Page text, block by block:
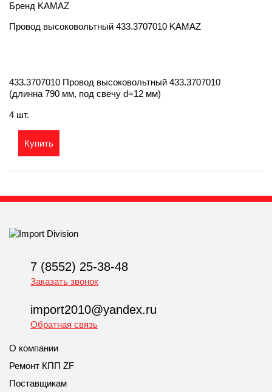
Бренд KAMAZ
Провод высоковольтный 433.3707010 KAMAZ
433.3707010 Провод высоковольтный 433.3707010
(длинна 790 мм, под свечу d=12 мм)
4 шт.
Купить
7 (8552) 25-38-48
Заказать звонок
import2010@yandex.ru
Обратная связь
О компании
Ремонт КПП ZF
Поставщикам